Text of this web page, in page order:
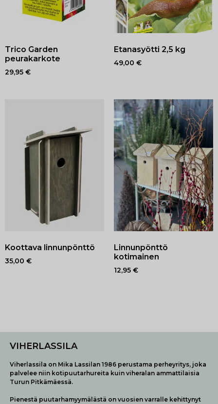
Trico Garden
peurakarkote
29,95 €
Etanasyötti 2,5 kg
49,00 €
Koottava linnunpönttö
35,00 €
Linnunpönttö
kotimainen
12,95 €
VIHERLASSILA
Viherlassila on Mika Lassilan 1986 perustama perheyritys, joka
palvelee niin kotipuutarhureita kuin viheralan ammattilaisia
Turun Pitkämäessä.
Pienestä puutarhamyymälästä on vuosien varralle kehittynyt